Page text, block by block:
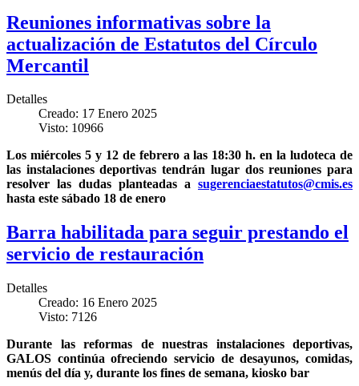
Reuniones informativas sobre la
actualización de Estatutos del Círculo
Mercantil
Detalles
Creado: 17 Enero 2025
Visto: 10966
Los miércoles 5 y 12 de febrero a las 18:30 h. en la ludoteca de
las instalaciones deportivas tendrán lugar dos reuniones para
resolver las dudas planteadas a sugerenciaestatutos@cmis.es
hasta este sábado 18 de enero
Barra habilitada para seguir prestando el
servicio de restauración
Detalles
Creado: 16 Enero 2025
Visto: 7126
Durante las reformas de nuestras instalaciones deportivas,
GALOS continúa ofreciendo servicio de desayunos, comidas,
menús del día y, durante los fines de semana, kiosko bar